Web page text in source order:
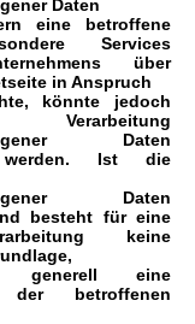
Daten
eine betroffene
Services
über
in Anspruch
könnte jedoch
Daten
werden. Ist die
Daten
besteht für eine
keine
generell eine
der betroffenen